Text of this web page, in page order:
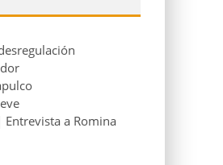
Entrevista a Romina